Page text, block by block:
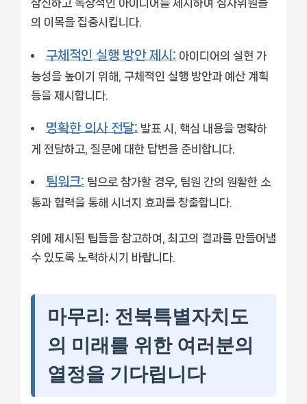
참신하고 독창적인 아이디어를 제시하여 심사위원들
의 이목을 집중시킵니다.
구체적인 실행 방안 제시: 아이디어의 실현 가
능성을 높이기 위해, 구체적인 실행 방안과 예산 계획
등을 제시합니다.
명확한 의사 전달: 발표 시, 핵심 내용을 명확하
게 전달하고, 질문에 대한 답변을 준비합니다.
팀워크: 팀으로 참가할 경우, 팀원 간의 원활한 소
통과 협력을 통해 시너지 효과를 창출합니다.
위에 제시된 팁들을 참고하여, 최고의 결과를 만들어낼
수 있도록 노력하시기 바랍니다.
마무리: 전북특별자치도
의 미래를 위한 여러분의
열정을 기다립니다